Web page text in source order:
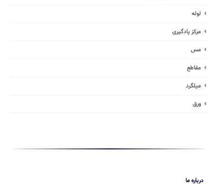
لوله
مرکز یادگیری
مس
مقاطع
میلگرد
ورق
درباره ما